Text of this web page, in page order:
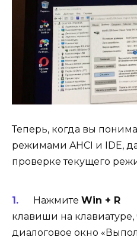
Теперь, когда вы
режимами AHCI и IDE,
проверке текущего
Нажмите Win + R
клавиши на клавиатуре,
диалоговое окно